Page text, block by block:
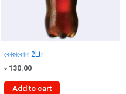
কোকাকোলা 2Ltr
৳ 130.00
Add to cart